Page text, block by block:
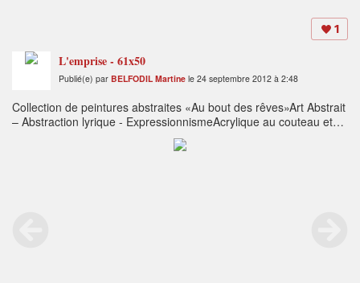
1
L'emprise - 61x50
Publié(e) par BELFODIL Martine le 24 septembre 2012 à 2:48
Collection de peintures abstraites «Au bout des rêves»Art Abstrait
– Abstraction lyrique - ExpressionnismeAcrylique au couteau et
pinceauSupport Toile agrafée sur châssis boisBords peints, prêt à
poser avec fixationsVerni 2 couches,Toile datée, signée et